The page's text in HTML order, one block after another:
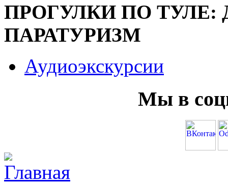
ПРОГУЛКИ ПО
ПАРАТУРИЗМ
Аудиоэкскурсии
Мы в
Главная